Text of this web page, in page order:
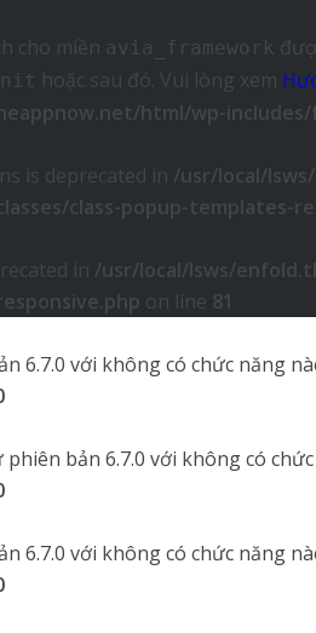
cho miền avia_framework
hoặc sau đó. Vui lòng xem
html/wp-
is deprecated in /usr/local/
class-popup-templates-
in /usr/local/lsws/
on line 81
6.7.0 với không có chức năng
phiên bản 6.7.0 với không có
6.7.0 với không có chức năng